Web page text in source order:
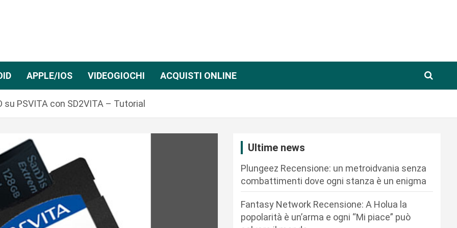
APPLE/IOS VIDEOGIOCHI ACQUISTI ONLINE
PSVITA con SD2VITA – Tutorial
Ultime news
Plungeez Recensione: un metroidvania senza
combattimenti dove ogni stanza è un enigma
Fantasy Network Recensione: A Holua la
popolarità è un’arma e ogni “Mi piace” può